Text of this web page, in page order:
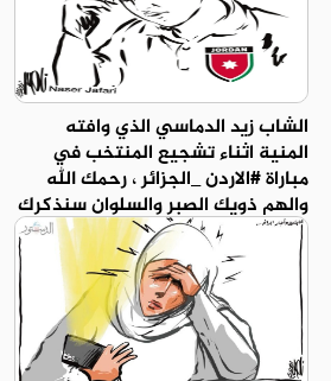
الشاب زيد الدماسي الذي وافته
المنية اثناء تشجيع المنتخب في
مباراة #الاردن _الجزائر ، رحمك الله
والهم ذويك الصبر والسلوان سنذكرك
دائما ... بريشة الزميل ناصر الجعفري